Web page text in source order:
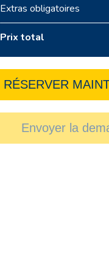
Extras obligatoires
Prix total
RÉSERVER
Envoyer la